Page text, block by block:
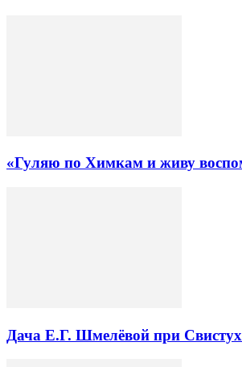
«Гуляю по Химкам и живу
Дача Е.Г. Шмелёвой при